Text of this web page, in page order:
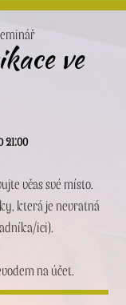
ve
21:00
včas své místo.
která je nevratná
ici).
na účet.